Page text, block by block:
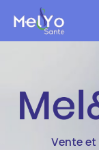
contenu
principal
Vente